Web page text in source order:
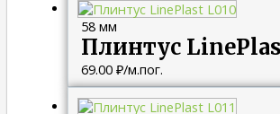
58 мм
Плинтус
69.00 ₽/м.пог.